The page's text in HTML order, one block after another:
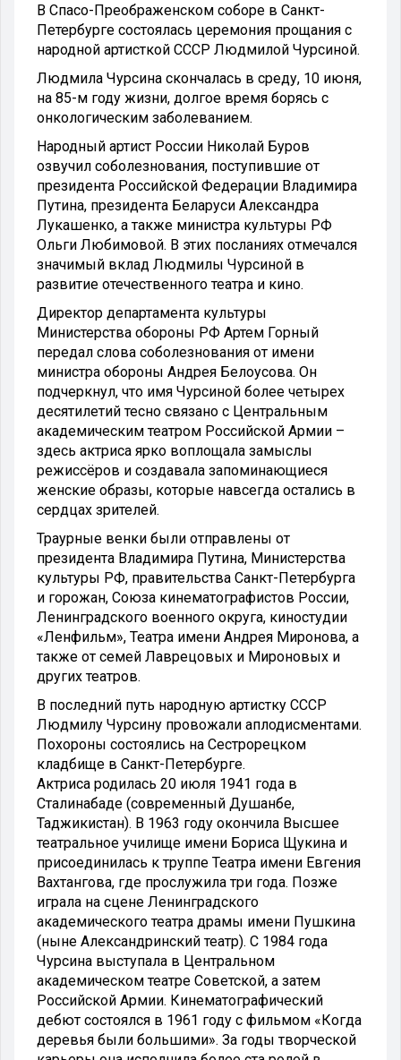
В Спасо-Преображенском соборе в Санкт-
Петербурге состоялась церемония прощания с
народной артисткой СССР Людмилой Чурсиной.
Людмила Чурсина скончалась в среду, 10 июня,
на 85-м году жизни, долгое время борясь с
онкологическим заболеванием.
Народный артист России Николай Буров
озвучил соболезнования, поступившие от
президента Российской Федерации Владимира
Путина, президента Беларуси Александра
Лукашенко, а также министра культуры РФ
Ольги Любимовой. В этих посланиях отмечался
значимый вклад Людмилы Чурсиной в
развитие отечественного театра и кино.
Директор департамента культуры
Министерства обороны РФ Артем Горный
передал слова соболезнования от имени
министра обороны Андрея Белоусова. Он
подчеркнул, что имя Чурсиной более четырех
десятилетий тесно связано с Центральным
академическим театром Российской Армии –
здесь актриса ярко воплощала замыслы
режиссёров и создавала запоминающиеся
женские образы, которые навсегда остались в
сердцах зрителей.
Траурные венки были отправлены от
президента Владимира Путина, Министерства
культуры РФ, правительства Санкт-Петербурга
и горожан, Союза кинематографистов России,
Ленинградского военного округа, киностудии
«Ленфильм», Театра имени Андрея Миронова, а
также от семей Лаврецовых и Мироновых и
других театров.
В последний путь народную артистку СССР
Людмилу Чурсину провожали аплодисментами.
Похороны состоялись на Сестрорецком
кладбище в Санкт-Петербурге.
Актриса родилась 20 июля 1941 года в
Сталинабаде (современный Душанбе,
Таджикистан). В 1963 году окончила Высшее
театральное училище имени Бориса Щукина и
присоединилась к труппе Театра имени Евгения
Вахтангова, где прослужила три года. Позже
играла на сцене Ленинградского
академического театра драмы имени Пушкина
(ныне Александринский театр). С 1984 года
Чурсина выступала в Центральном
академическом театре Советской, а затем
Российской Армии. Кинематографический
дебют состоялся в 1961 году с фильмом «Когда
деревья были большими». За годы творческой